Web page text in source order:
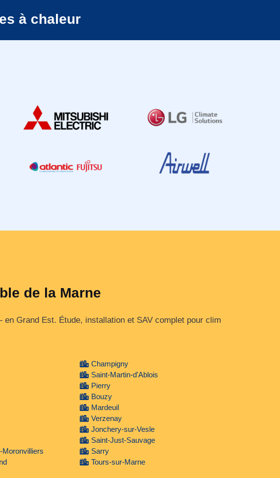
à chaleur
de la Marne
Grand Est. Étude, installation et SAV complet pour clim
Moronvilliers
Champigny
Saint-Martin-d'Ablois
Pierry
Bouzy
Mardeuil
Verzenay
Jonchery-sur-Vesle
Saint-Just-Sauvage
Sarry
Tours-sur-Marne